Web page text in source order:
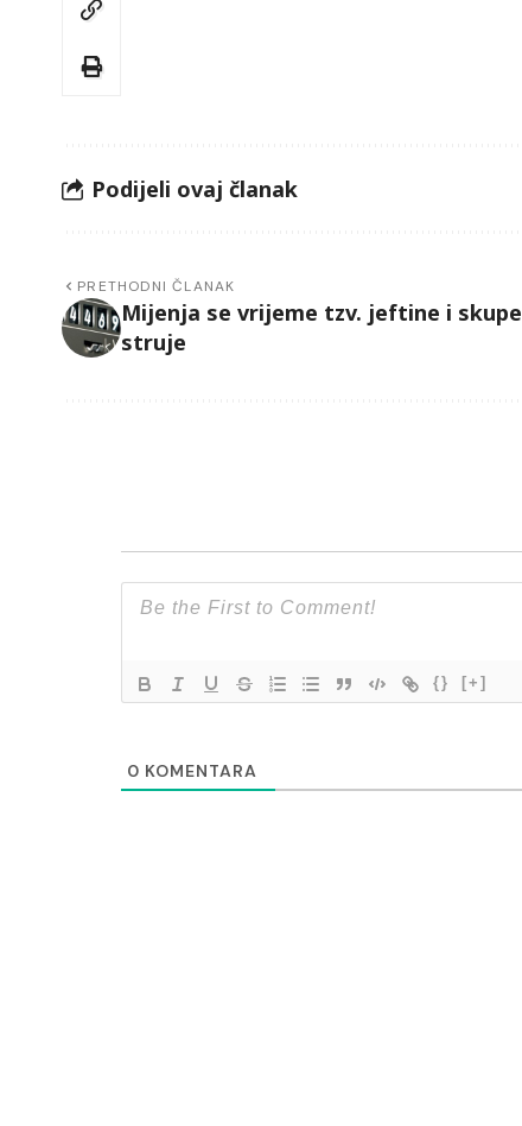
Podijeli ovaj članak
PRETHODNI ČLANAK
Mijenja se vrijeme tzv. jeftine i skupe
struje
{} [+]
0 KOMENTARA